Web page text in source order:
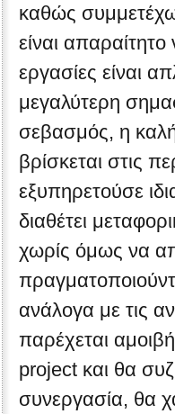
καθώς
είναι
εργασίες είναι
μεγαλύτερη
σεβασμός, η
βρίσκεται στις
εξυπηρετούσε
διαθέτει
χωρίς όμως να
ανάλογα με τις
παρέχεται
project και θα
συνεργασία, θα